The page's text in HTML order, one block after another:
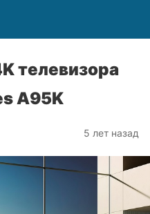
телевизора
A95K
5 лет назад